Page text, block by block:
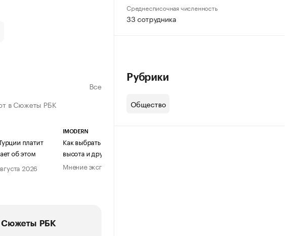
Все
в Сюжеты РБК
платит
об этом
2026
IMODERN
Как выбрать журнальный столик:
высота и другие ключевые параметры
Мнение эксперта
Сюжеты РБК
Среднесписочная численность
33 сотрудника
Рубрики
Общество